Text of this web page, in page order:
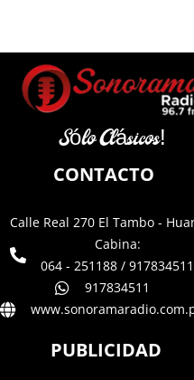
Sólo Clásicos!
CONTACTO
Calle Real 270 El Tambo -
Cabina:
064 - 251188 / 917834511
917834511
PUBLICIDAD